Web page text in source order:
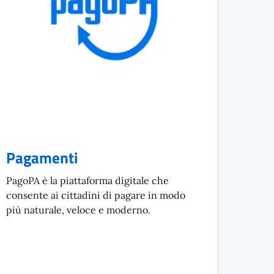
Pagamenti
PagoPA è la piattaforma digitale che
consente ai cittadini di pagare in modo
più naturale, veloce e moderno.